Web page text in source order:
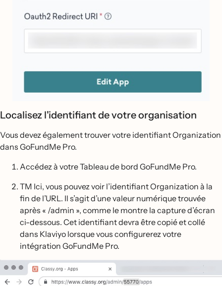
Localisez l'identifiant de votre organisation
Vous devez également trouver votre identifiant Organization
dans GoFundMe Pro.
Accédez à votre Tableau de bord GoFundMe Pro.
TM Ici, vous pouvez voir l’identifiant Organization à la
fin de l’URL. Il s’agit d’une valeur numérique trouvée
après « /admin », comme le montre la capture d’écran
ci-dessous. Cet identifiant devra être copié et collé
dans Klaviyo lorsque vous configurerez votre
intégration GoFundMe Pro.